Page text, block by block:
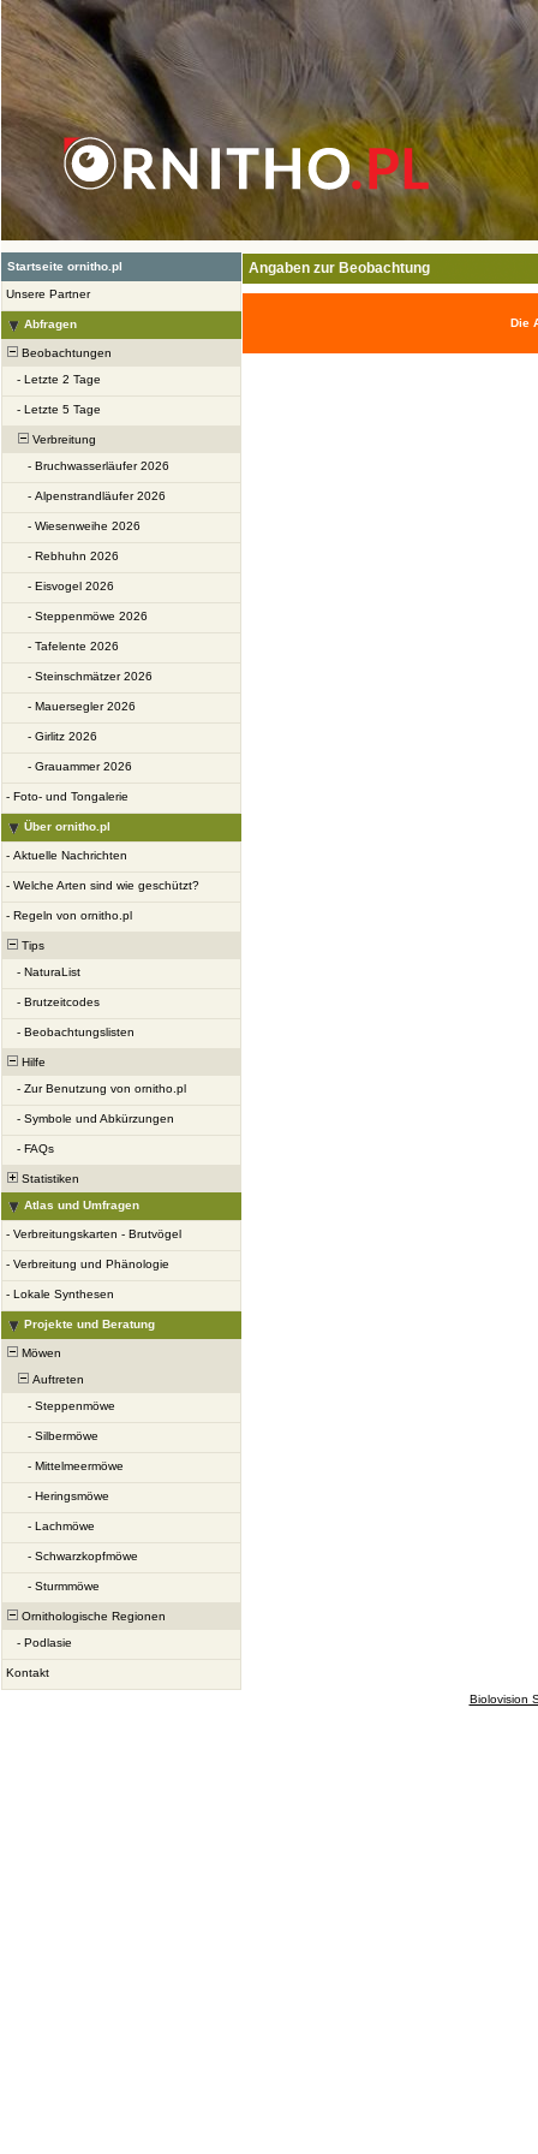
Startseite ornitho.pl
Unsere Partner
Abfragen
Beobachtungen
- Letzte 2 Tage
- Letzte 5 Tage
Verbreitung
- Bruchwasserläufer 2026
- Alpenstrandläufer 2026
- Wiesenweihe 2026
- Rebhuhn 2026
- Eisvogel 2026
- Steppenmöwe 2026
- Tafelente 2026
- Steinschmätzer 2026
- Mauersegler 2026
- Girlitz 2026
- Grauammer 2026
- Foto- und Tongalerie
Über ornitho.pl
- Aktuelle Nachrichten
- Welche Arten sind wie geschützt?
- Regeln von ornitho.pl
Tips
- NaturaList
- Brutzeitcodes
- Beobachtungslisten
Hilfe
- Zur Benutzung von ornitho.pl
- Symbole und Abkürzungen
- FAQs
Statistiken
Atlas und Umfragen
- Verbreitungskarten - Brutvögel
- Verbreitung und Phänologie
- Lokale Synthesen
Projekte und Beratung
Möwen
Auftreten
- Steppenmöwe
- Silbermöwe
- Mittelmeermöwe
- Heringsmöwe
- Lachmöwe
- Schwarzkopfmöwe
- Sturmmöwe
Ornithologische Regionen
- Podlasie
Kontakt
Angaben zur Beobachtung
Die
Biolovision